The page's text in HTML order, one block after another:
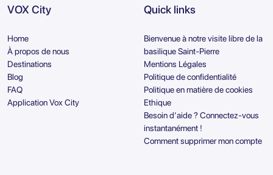
VOX City
Home
À propos de nous
Destinations
Blog
FAQ
Application Vox City
Quick links
Bienvenue à notre visite libre de la
basilique Saint-Pierre
Mentions Légales
Politique de confidentialité
Politique en matière de cookies
Ethique
Besoin d'aide ? Connectez-vous
instantanément !
Comment supprimer mon compte